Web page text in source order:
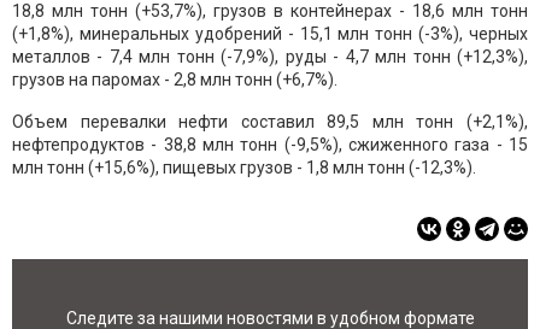
18,8 млн тонн (+53,7%), грузов в контейнерах - 18,6 млн тонн
(+1,8%), минеральных удобрений - 15,1 млн тонн (-3%), черных
металлов - 7,4 млн тонн (-7,9%), руды - 4,7 млн тонн (+12,3%),
грузов на паромах - 2,8 млн тонн (+6,7%).
Объем перевалки нефти составил 89,5 млн тонн (+2,1%),
нефтепродуктов - 38,8 млн тонн (-9,5%), сжиженного газа - 15
млн тонн (+15,6%), пищевых грузов - 1,8 млн тонн (-12,3%).
Следите за нашими новостями в удобном формате